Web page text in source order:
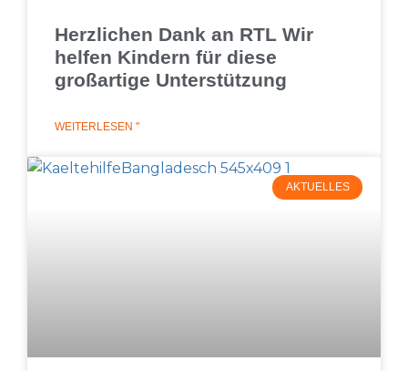
Herzlichen Dank an RTL Wir
helfen Kindern für diese
großartige Unterstützung
WEITERLESEN "
AKTUELLES